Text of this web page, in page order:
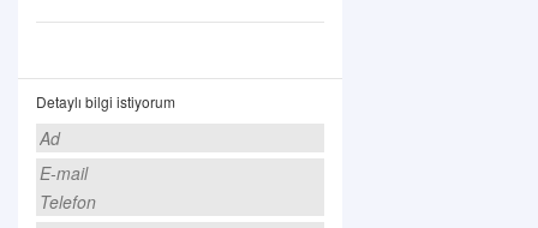
Detaylı bilgi istiyorum